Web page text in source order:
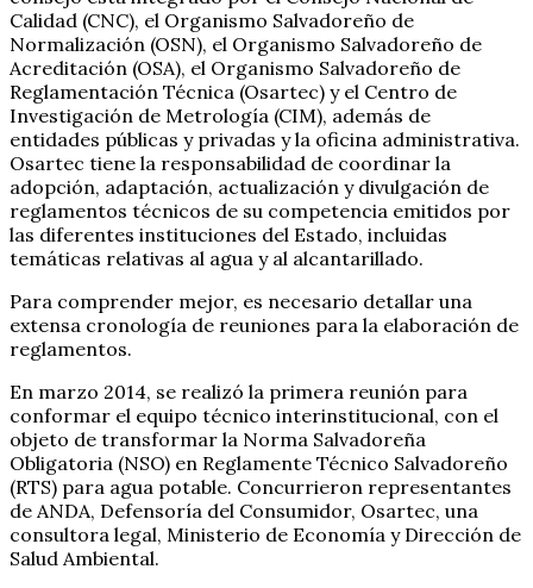
Calidad (CNC), el Organismo Salvadoreño de
Normalización (OSN), el Organismo Salvadoreño de
Acreditación (OSA), el Organismo Salvadoreño de
Reglamentación Técnica (Osartec) y el Centro de
Investigación de Metrología (CIM), además de
entidades públicas y privadas y la oficina administrativa.
Osartec tiene la responsabilidad de coordinar la
adopción, adaptación, actualización y divulgación de
reglamentos técnicos de su competencia emitidos por
las diferentes instituciones del Estado, incluidas
temáticas relativas al agua y al alcantarillado.
Para comprender mejor, es necesario detallar una
extensa cronología de reuniones para la elaboración de
reglamentos.
En marzo 2014, se realizó la primera reunión para
conformar el equipo técnico interinstitucional, con el
objeto de transformar la Norma Salvadoreña
Obligatoria (NSO) en Reglamente Técnico Salvadoreño
(RTS) para agua potable. Concurrieron representantes
de ANDA, Defensoría del Consumidor, Osartec, una
consultora legal, Ministerio de Economía y Dirección de
Salud Ambiental.